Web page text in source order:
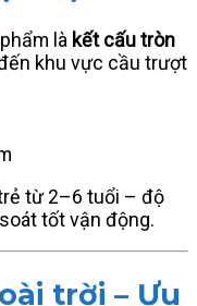
là kết cấu tròn
khu vực cầu trượt
từ 2–6 tuổi – độ
tốt vận động.
trời – Ưu